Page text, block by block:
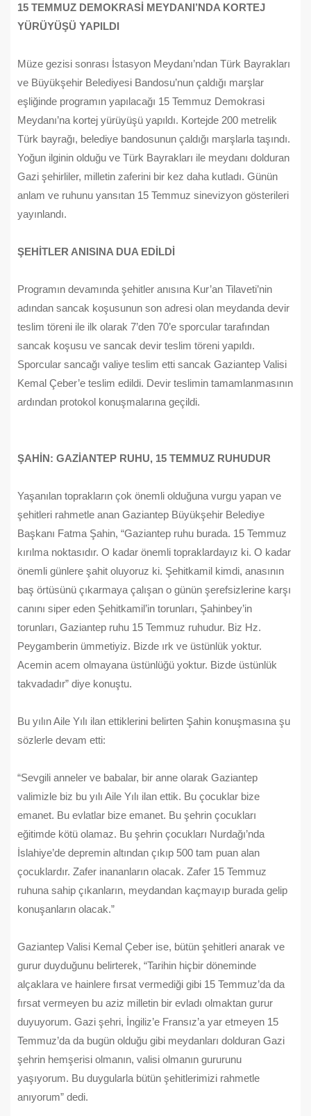
15 TEMMUZ DEMOKRASİ MEYDANI’NDA KORTEJ
YÜRÜYÜŞÜ YAPILDI
Müze gezisi sonrası İstasyon Meydanı’ndan Türk Bayrakları
ve Büyükşehir Belediyesi Bandosu’nun çaldığı marşlar
eşliğinde programın yapılacağı 15 Temmuz Demokrasi
Meydanı’na kortej yürüyüşü yapıldı. Kortejde 200 metrelik
Türk bayrağı, belediye bandosunun çaldığı marşlarla taşındı.
Yoğun ilginin olduğu ve Türk Bayrakları ile meydanı dolduran
Gazi şehirliler, milletin zaferini bir kez daha kutladı. Günün
anlam ve ruhunu yansıtan 15 Temmuz sinevizyon gösterileri
yayınlandı.
ŞEHİTLER ANISINA DUA EDİLDİ
Programın devamında şehitler anısına Kur’an Tilaveti’nin
adından sancak koşusunun son adresi olan meydanda devir
teslim töreni ile ilk olarak 7’den 70’e sporcular tarafından
sancak koşusu ve sancak devir teslim töreni yapıldı.
Sporcular sancağı valiye teslim etti sancak Gaziantep Valisi
Kemal Çeber’e teslim edildi. Devir teslimin tamamlanmasının
ardından protokol konuşmalarına geçildi.
ŞAHİN: GAZİANTEP RUHU, 15 TEMMUZ RUHUDUR
Yaşanılan toprakların çok önemli olduğuna vurgu yapan ve
şehitleri rahmetle anan Gaziantep Büyükşehir Belediye
Başkanı Fatma Şahin, “Gaziantep ruhu burada. 15 Temmuz
kırılma noktasıdır. O kadar önemli topraklardayız ki. O kadar
önemli günlere şahit oluyoruz ki. Şehitkamil kimdi, anasının
baş örtüsünü çıkarmaya çalışan o günün şerefsizlerine karşı
canını siper eden Şehitkamil’in torunları, Şahinbey’in
torunları, Gaziantep ruhu 15 Temmuz ruhudur. Biz Hz.
Peygamberin ümmetiyiz. Bizde ırk ve üstünlük yoktur.
Acemin acem olmayana üstünlüğü yoktur. Bizde üstünlük
takvadadır” diye konuştu.
Bu yılın Aile Yılı ilan ettiklerini belirten Şahin konuşmasına şu
sözlerle devam etti:
“Sevgili anneler ve babalar, bir anne olarak Gaziantep
valimizle biz bu yılı Aile Yılı ilan ettik. Bu çocuklar bize
emanet. Bu evlatlar bize emanet. Bu şehrin çocukları
eğitimde kötü olamaz. Bu şehrin çocukları Nurdağı’nda
İslahiye’de depremin altından çıkıp 500 tam puan alan
çocuklardır. Zafer inananların olacak. Zafer 15 Temmuz
ruhuna sahip çıkanların, meydandan kaçmayıp burada gelip
konuşanların olacak.”
Gaziantep Valisi Kemal Çeber ise, bütün şehitleri anarak ve
gurur duyduğunu belirterek, “Tarihin hiçbir döneminde
alçaklara ve hainlere fırsat vermediği gibi 15 Temmuz’da da
fırsat vermeyen bu aziz milletin bir evladı olmaktan gurur
duyuyorum. Gazi şehri, İngiliz’e Fransız’a yar etmeyen 15
Temmuz’da da bugün olduğu gibi meydanları dolduran Gazi
şehrin hemşerisi olmanın, valisi olmanın gururunu
yaşıyorum. Bu duygularla bütün şehitlerimizi rahmetle
anıyorum” dedi.